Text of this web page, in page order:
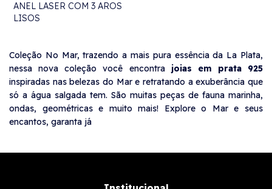
ANEL LASER COM 3 AROS
LISOS
Coleção No Mar, trazendo a mais pura essência da La Plata,
nessa nova coleção você encontrajoias em prata 925
inspiradas nas belezas do Mar e retratando a exuberância que
só a água salgada tem. São muitas peças de fauna marinha,
ondas, geométricas e muito mais! Explore o Mar e seus
encantos, garanta já